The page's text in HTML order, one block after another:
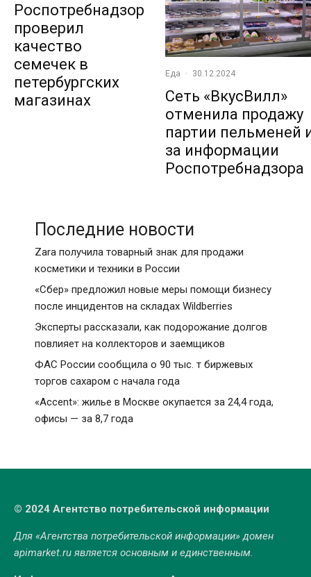
Роспотребнадзор
проверил
качество
семечек в
петербургских
магазинах
Еда · 30.12.2024
Сеть «ВкусВилл»
отменила продажу
партии пельменей
за информации
Роспотребнадзора
Последние новости
Zara получила товарный знак для продажи
косметики и техники в России
«Сбер» предложил новые меры помощи бизнесу
после инцидентов на складах Wildberries
Эксперты рассказали, как подорожание долгов
повлияет на коллекторов и заемщиков
ФАС России сообщила о 90 тыс. т биржевых
торгов сахаром с начала года
«Accent»: жилье в Москве окупается за 24,4 года,
офисы — за 8,7 года
© 2024 Агентство потребительской информации
Для «Агентства потребительской информации» домен
apimarket.ruявляется основным и единственным.